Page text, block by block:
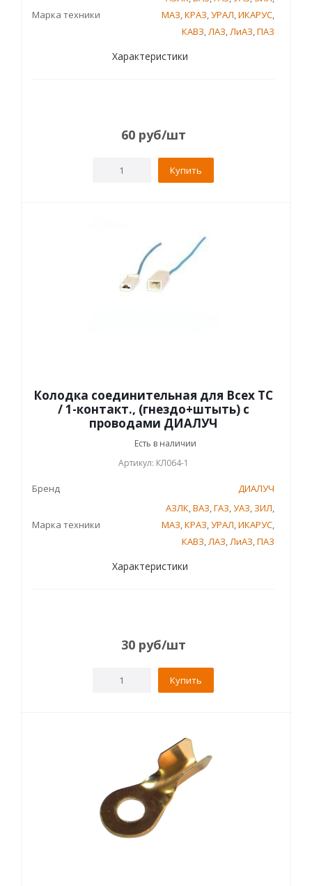
Марка техники
МАЗ,КРАЗ,УРАЛ,ИКАРУС,
КАВЗ,ЛАЗ,ЛиАЗ,ПАЗ
Характеристики
60 руб/шт
Купить
Колодка соединительная для Всех ТС
/ 1-контакт., (гнездо+штыть) с
проводами ДИАЛУЧ
Есть в наличии
Артикул: КЛ064-1
Бренд ДИАЛУЧ
Марка техники
АЗЛК,ВАЗ,ГАЗ,УАЗ, ЗИЛ,
МАЗ,КРАЗ,УРАЛ,ИКАРУС,
КАВЗ,ЛАЗ,ЛиАЗ,ПАЗ
Характеристики
30 руб/шт
Купить